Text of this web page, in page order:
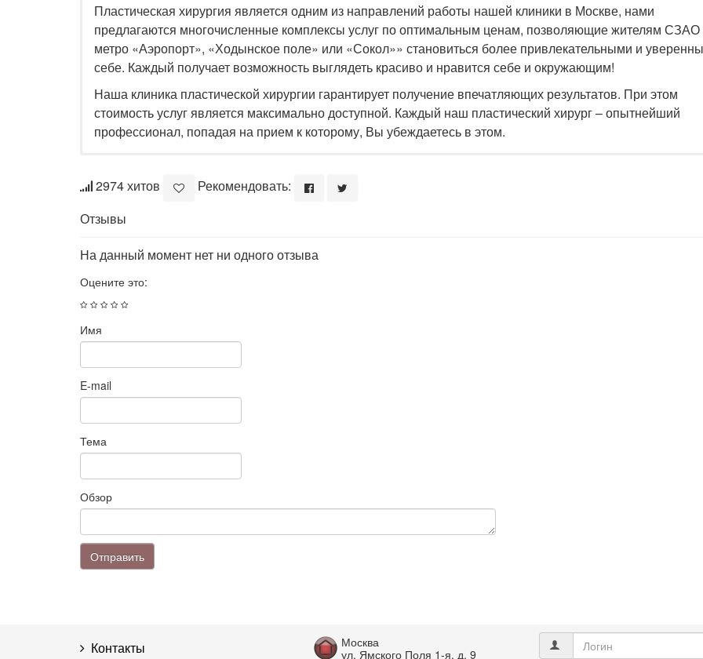
Пластическая хирургия является одним из направлений работы нашей клиники в Москве, нами
предлагаются многочисленные комплексы услуг по оптимальным ценам, позволяющие жителям СЗАО
метро «Аэропорт», «Ходынское поле» или «Сокол»» становиться более привлекательными и
себе. Каждый получает возможность выглядеть красиво и нравится себе и окружающим!
Наша клиника пластической хирургии гарантирует получение впечатляющих результатов. При этом
стоимость услуг является максимально доступной. Каждый наш пластический хирург – опытнейший
профессионал, попадая на прием к которому, Вы убеждаетесь в этом.
2974 хитов
Рекомендовать:
Отзывы
На данный момент нет ни одного отзыва
Оцените это:
Имя
E-mail
Тема
Обзор
Отправить
Контакты
Москва
ул. Ямского Поля 1-я, д. 9